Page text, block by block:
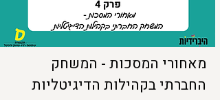
מאחורי המסכות - המשחק
החברתי בקהילות הדיגיטליות